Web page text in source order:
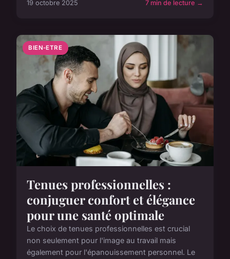
19 octobre 2025 7 min de lecture →
BIEN-ETRE
Tenues professionnelles :
conjuguer confort et élégance
pour une santé optimale
Le choix de tenues professionnelles est crucial
non seulement pour l'image au travail mais
également pour l'épanouissement personnel. Le